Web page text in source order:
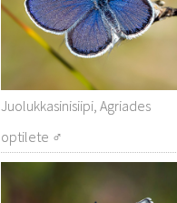
Juolukkasinisiipi, Agriades
optilete ♂